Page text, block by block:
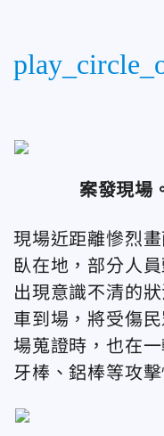
案發現場
現場近距離慘烈
臥在地，部分人
出現意識不清的
車到場，將受傷
場蒐證時，也在
牙棒、鋁棒等攻擊